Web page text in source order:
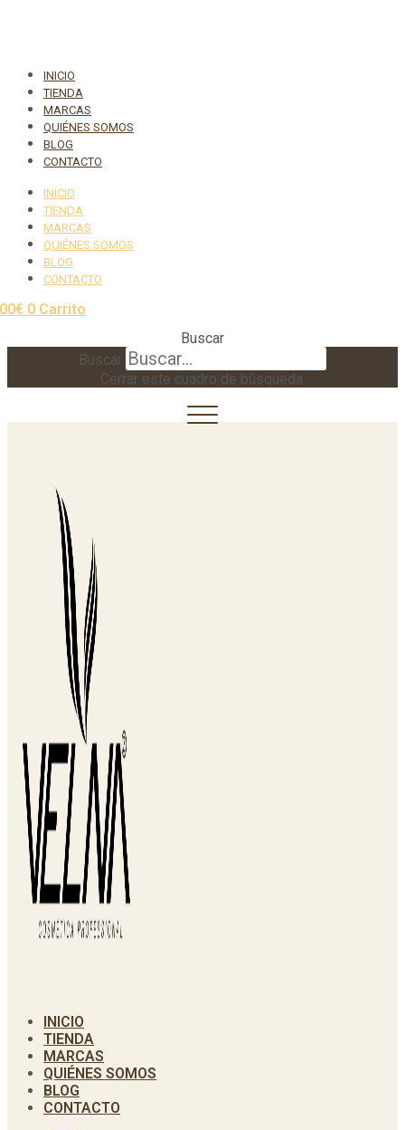
INICIO
TIENDA
MARCAS
QUIÉNES SOMOS
BLOG
CONTACTO
INICIO
TIENDA
MARCAS
QUIÉNES SOMOS
BLOG
CONTACTO
€ 0 Carrito
Buscar
Buscar
Cerrar este cuadro de búsqueda.
INICIO
TIENDA
MARCAS
QUIÉNES SOMOS
BLOG
CONTACTO